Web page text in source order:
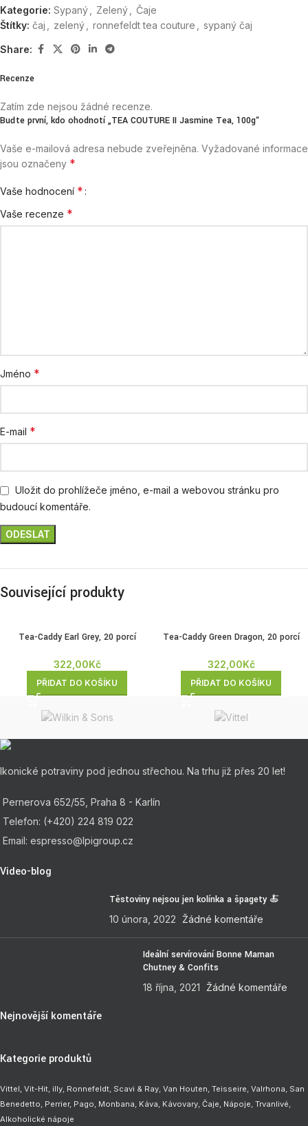
Kategorie: Sypaný Zelený
Čaje
Štítky: čaj zelený ronnefeldt tea couture sypaný čaj
Share:
Recenze
Zatím zde nejsou žádné recenze.
Buďte první, kdo ohodnotí „TEA COUTURE II Jasmine Tea, 100g“
Vaše e-mailová adresa nebude zveřejněna. Vyžadované informace
jsou označeny *
Vaše hodnocení *
Vaše recenze *
Jméno *
E-mail *
Uložit do prohlížeče jméno, e-mail a webovou stránku pro
budoucí komentáře.
Související produkty
Tea-Caddy Earl Grey, 20 porcí
322,00Kč
PŘIDAT DO KOŠÍKU
Tea-Caddy Green Dragon, 20 porcí
322,00Kč
PŘIDAT DO KOŠÍKU
Ikonické potraviny pod jednou střechou. Na trhu již přes 20 let!
Pernerova 652/55, Praha 8 - Karlín
Telefon: (+420) 224 819 022
Email: espresso@lpigroup.cz
Video-blog
Těstoviny nejsou jen kolínka a špagety 🍝
10 února, 2022 Žádné komentáře
Ideální servírování Bonne Maman
Chutney & Confits
18 října, 2021 Žádné komentáře
Nejnovější komentáře
Kategorie produktů
Vittel, Vit-Hit illy Ronnefeldt Scavi & Ray Van Houten Teisseire Valrhona San
Benedetto Perrier, Pago Monbana Káva Kávovary Čaje Nápoje Trvanlivé
Alkoholické nápoje